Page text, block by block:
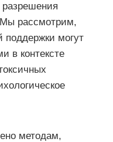
разрешения
рассмотрим,
поддержки могут
в контексте
методам,